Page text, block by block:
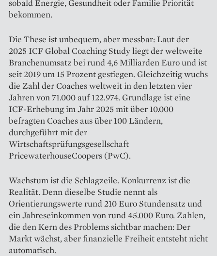
sobald Energie, Gesundheit oder Familie Priorität
bekommen.
Die These ist unbequem, aber messbar: Laut der
2025 ICF Global Coaching Study liegt der weltweite
Branchenumsatz bei rund 4,6 Milliarden Euro und ist
seit 2019 um 15 Prozent gestiegen. Gleichzeitig wuchs
die Zahl der Coaches weltweit in den letzten vier
Jahren von 71.000 auf 122.974. Grundlage ist eine
ICF-Erhebung im Jahr 2025 mit über 10.000
befragten Coaches aus über 100 Ländern,
durchgeführt mit der
Wirtschaftsprüfungsgesellschaft
PricewaterhouseCoopers (PwC).
Wachstum ist die Schlagzeile. Konkurrenz ist die
Realität. Denn dieselbe Studie nennt als
Orientierungswerte rund 210 Euro Stundensatz und
ein Jahreseinkommen von rund 45.000 Euro. Zahlen,
die den Kern des Problems sichtbar machen: Der
Markt wächst, aber finanzielle Freiheit entsteht nicht
automatisch.